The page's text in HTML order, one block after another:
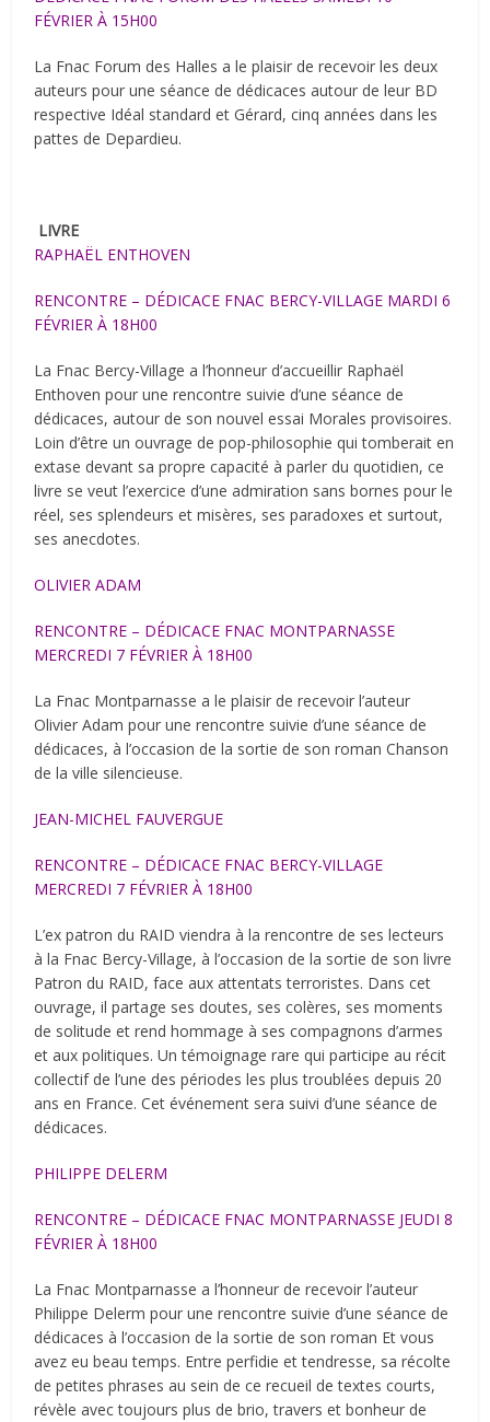
FÉVRIER À 15H00
La Fnac Forum des Halles a le plaisir de recevoir les deux
auteurs pour une séance de dédicaces autour de leur BD
respective Idéal standard et Gérard, cinq années dans les
pattes de Depardieu.
LIVRE
RAPHAËL ENTHOVEN
RENCONTRE – DÉDICACE FNAC BERCY-VILLAGE MARDI 6
FÉVRIER À 18H00
La Fnac Bercy-Village a l’honneur d’accueillir Raphaël
Enthoven pour une rencontre suivie d’une séance de
dédicaces, autour de son nouvel essai Morales provisoires.
Loin d’être un ouvrage de pop-philosophie qui tomberait en
extase devant sa propre capacité à parler du quotidien, ce
livre se veut l’exercice d’une admiration sans bornes pour le
réel, ses splendeurs et misères, ses paradoxes et surtout,
ses anecdotes.
OLIVIER ADAM
RENCONTRE – DÉDICACE FNAC MONTPARNASSE
MERCREDI 7 FÉVRIER À 18H00
La Fnac Montparnasse a le plaisir de recevoir l’auteur
Olivier Adam pour une rencontre suivie d’une séance de
dédicaces, à l’occasion de la sortie de son roman Chanson
de la ville silencieuse.
JEAN-MICHEL FAUVERGUE
RENCONTRE – DÉDICACE FNAC BERCY-VILLAGE
MERCREDI 7 FÉVRIER À 18H00
L’ex patron du RAID viendra à la rencontre de ses lecteurs
à la Fnac Bercy-Village, à l’occasion de la sortie de son livre
Patron du RAID, face aux attentats terroristes. Dans cet
ouvrage, il partage ses doutes, ses colères, ses moments
de solitude et rend hommage à ses compagnons d’armes
et aux politiques. Un témoignage rare qui participe au récit
collectif de l’une des périodes les plus troublées depuis 20
ans en France. Cet événement sera suivi d’une séance de
dédicaces.
PHILIPPE DELERM
RENCONTRE – DÉDICACE FNAC MONTPARNASSE JEUDI 8
FÉVRIER À 18H00
La Fnac Montparnasse a l’honneur de recevoir l’auteur
Philippe Delerm pour une rencontre suivie d’une séance de
dédicaces à l’occasion de la sortie de son roman Et vous
avez eu beau temps. Entre perfidie et tendresse, sa récolte
de petites phrases au sein de ce recueil de textes courts,
révèle avec toujours plus de brio, travers et bonheur de